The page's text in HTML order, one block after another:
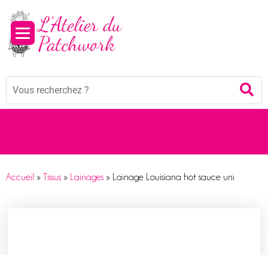
Mots
Accueil » Tissus » Lainages » Lainage Louisiana hot sauce uni